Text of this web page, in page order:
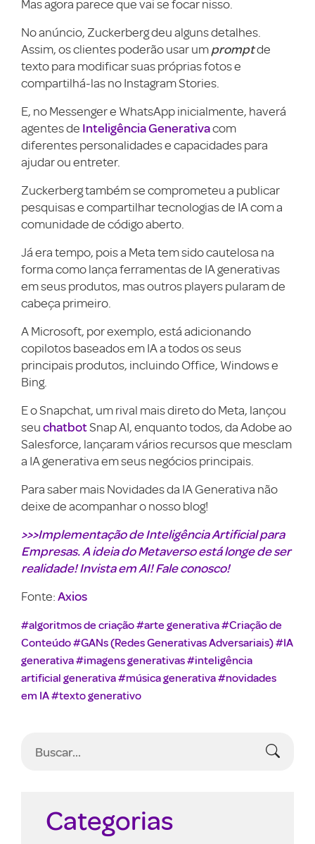
Mas agora parece que vai se focar nisso.
No anúncio, Zuckerberg deu alguns detalhes.
Assim, os clientes poderão usar um promptde
texto para modificar suas próprias fotos e
compartilhá-las no Instagram Stories.
E, no Messenger e WhatsApp inicialmente, haverá
agentes de Inteligência Generativacom
diferentes personalidades e capacidades para
ajudar ou entreter.
Zuckerberg também se comprometeu a publicar
pesquisas e compartilhar tecnologias de IA com a
comunidade de código aberto.
Já era tempo, pois a Meta tem sido cautelosa na
forma como lança ferramentas de IA generativas
em seus produtos, mas outros players pularam de
cabeça primeiro.
A Microsoft, por exemplo, está adicionando
copilotos baseados em IA a todos os seus
principais produtos, incluindo Office, Windows e
Bing.
E o Snapchat, um rival mais direto do Meta, lançou
seu chatbotSnap AI, enquanto todos, da Adobe ao
Salesforce, lançaram vários recursos que mesclam
a IA generativa em seus negócios principais.
Para saber mais Novidades da IA Generativa não
deixe de acompanhar o nosso blog!
>>>Implementação de Inteligência Artificial para
Empresas. A ideia do Metaverso está longe de ser
realidade! Invista em AI! Fale conosco!
Fonte: Axios
#algoritmos de criação#arte generativa#Criação de
Conteúdo#GANs (Redes Generativas Adversariais)#IA
generativa#imagens generativas#inteligência
artificial generativa#música generativa#novidades
em IA#texto generativo
Categorias